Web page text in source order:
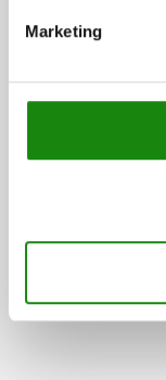
Marketing
desde$8,070.72